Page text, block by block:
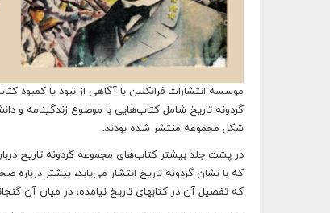
گردونه تاریخ شامل کتاب‌هایی با موضوع زندگینامه و
شکل مجموعه منتشر شده بودند.
در پشت جلد بیشتر کتاب‌های مجموعه گردونه تاریخ
که با نشان گردونه تاریخ انتشار می‌یابد، بیشتر
که تفصیل آن در کتابهای تاریخ نیامده، در میان آن